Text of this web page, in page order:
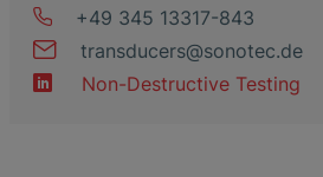
+49 345 13317-843
transducers@sonotec.de
Non-Destructive Testing